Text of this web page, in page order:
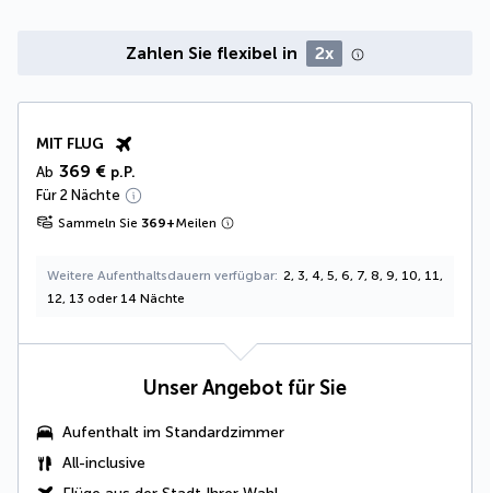
Zahlen Sie flexibel in 2x
MIT FLUG
Ab 369 € p.P.
Für 2 Nächte
Sammeln Sie 369+Meilen
Weitere Aufenthaltsdauern verfügbar 2, 3, 4, 5, 6, 7, 8, 9, 10, 11,
12, 13 oder 14 Nächte
Unser Angebot für Sie
Aufenthalt im Standardzimmer
All-inclusive